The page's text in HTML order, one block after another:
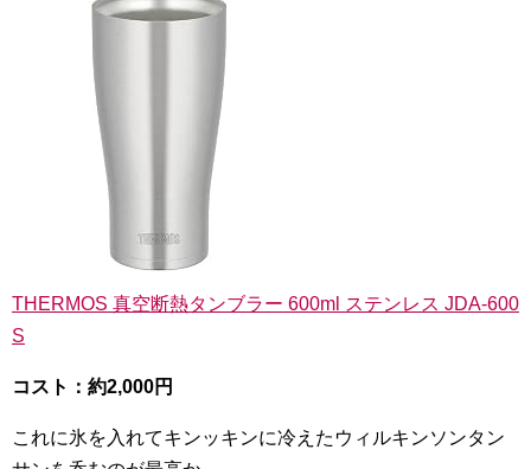
THERMOS 真空断熱タンブラー 600ml ステンレス JDA-600
S
コスト：約2,000円
これに氷を入れてキンッキンに冷えたウィルキンソンタン